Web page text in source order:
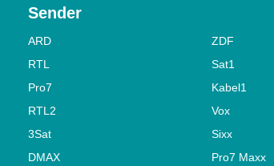
Sender
ARD
ZDF
RTL
Sat1
Pro7
Kabel1
RTL2
Vox
3Sat
Sixx
DMAX
Pro7 Maxx